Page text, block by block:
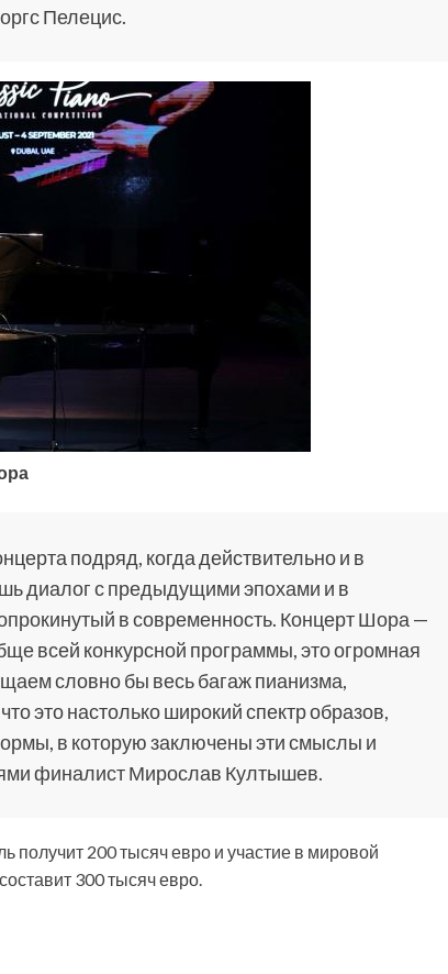
Пелецис.
подряд, когда действительно и в
диалог с предыдущими эпохами и в
в современность. Концерт Шора —
всей конкурсной программы, это огромная
словно бы весь багаж пианизма,
это настолько широкий спектр образов,
в которую заключены эти смыслы и
финалист Мирослав Култышев.
получит 200 тысяч евро и участие в мировой
300 тысяч евро.